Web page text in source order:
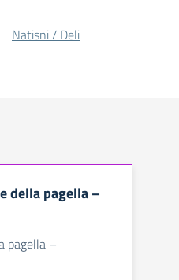
Natisni / Deli
della pagella –
pagella –